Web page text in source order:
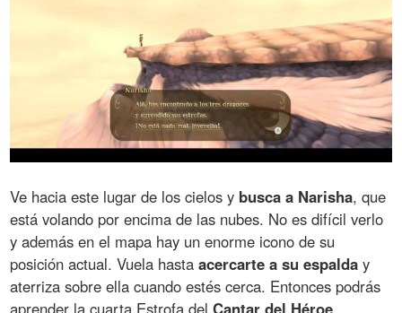
Ve hacia este lugar de los cielos y busca a Narisha, que
está volando por encima de las nubes. No es difícil verlo
y además en el mapa hay un enorme icono de su
posición actual. Vuela hastaacercarte a su espalda y
aterriza sobre ella cuando estés cerca. Entonces podrás
aprender la cuarta Estrofa delCantar del Héroe